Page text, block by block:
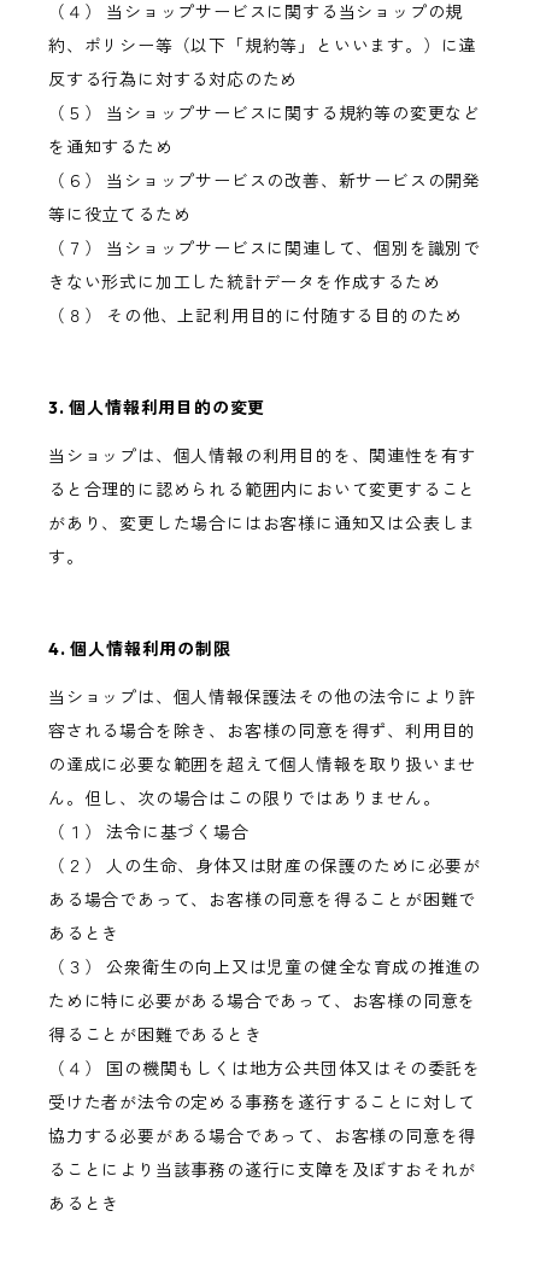
（４） 当ショップサービスに関する当ショップの規
約、ポリシー等（以下「規約等」といいます。）に違
反する行為に対する対応のため
（５） 当ショップサービスに関する規約等の変更など
を通知するため
（６） 当ショップサービスの改善、新サービスの開発
等に役立てるため
（７） 当ショップサービスに関連して、個別を識別で
きない形式に加工した統計データを作成するため
（８） その他、上記利用目的に付随する目的のため
3. 個人情報利用目的の変更
当ショップは、個人情報の利用目的を、関連性を有す
ると合理的に認められる範囲内において変更すること
があり、変更した場合にはお客様に通知又は公表しま
す。
4. 個人情報利用の制限
当ショップは、個人情報保護法その他の法令により許
容される場合を除き、お客様の同意を得ず、利用目的
の達成に必要な範囲を超えて個人情報を取り扱いませ
ん。但し、次の場合はこの限りではありません。
（１） 法令に基づく場合
（２） 人の生命、身体又は財産の保護のために必要が
ある場合であって、お客様の同意を得ることが困難で
あるとき
（３） 公衆衛生の向上又は児童の健全な育成の推進の
ために特に必要がある場合であって、お客様の同意を
得ることが困難であるとき
（４） 国の機関もしくは地方公共団体又はその委託を
受けた者が法令の定める事務を遂行することに対して
協力する必要がある場合であって、お客様の同意を得
ることにより当該事務の遂行に支障を及ぼすおそれが
あるとき